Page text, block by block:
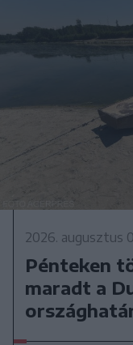
2026. augusztus
Pénteken
maradt a